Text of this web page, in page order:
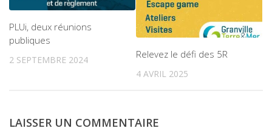
PLUi, deux réunions
publiques
2 SEPTEMBRE 2024 Relevez le défi des 5R
4 AVRIL 2025
LAISSER UN COMMENTAIRE